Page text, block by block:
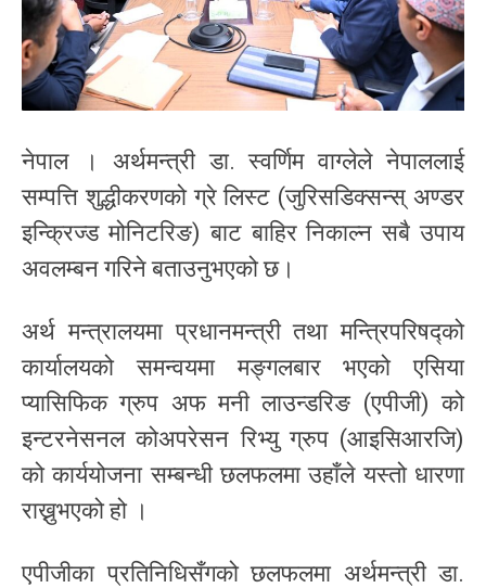
नेपाल । अर्थमन्त्री डा. स्वर्णिम वाग्लेले नेपाललाई
सम्पत्ति शुद्धीकरणको ग्रे लिस्ट (जुरिसडिक्सन्स् अण्डर
इन्क्रिज्ड मोनिटरिङ) बाट बाहिर निकाल्न सबै उपाय
अवलम्बन गरिने बताउनुभएको छ।
अर्थ मन्त्रालयमा प्रधानमन्त्री तथा मन्त्रिपरिषद्को
कार्यालयको समन्वयमा मङ्गलबार भएको एसिया
प्यासिफिक ग्रुप अफ मनी लाउन्डरिङ (एपीजी) को
इन्टरनेसनल कोअपरेसन रिभ्यु ग्रुप (आइसिआरजि)
को कार्ययोजना सम्बन्धी छलफलमा उहाँले यस्तो धारणा
राख्नुभएको हो ।
एपीजीका प्रतिनिधिसँगको छलफलमा अर्थमन्त्री डा.